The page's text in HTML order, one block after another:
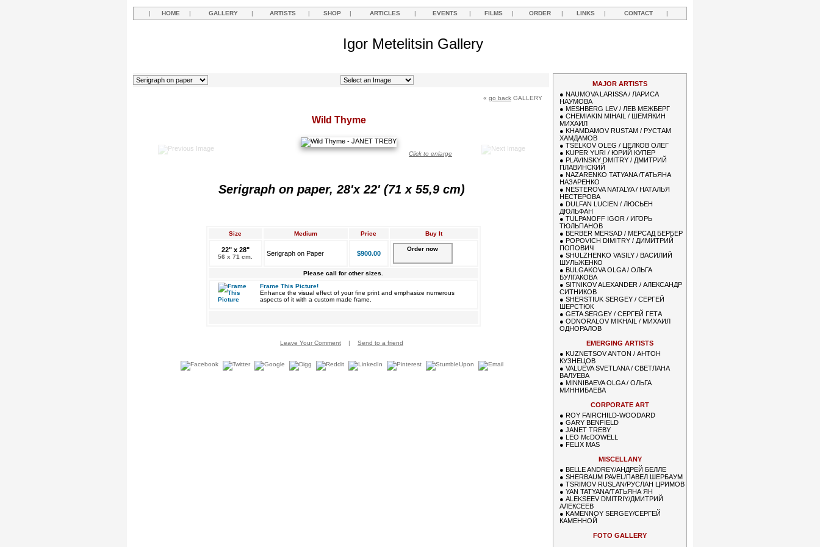
| HOME | GALLERY | ARTISTS | SHOP | ARTICLES | EVENTS | FILMS | ORDER | LINKS | CONTACT |
Igor Metelitsin Gallery
« go back GALLERY
Wild Thyme
Click to enlarge
Serigraph on paper, 28'x 22' (71 x 55,9 cm)
Size Medium Price Buy It
22" x 28"
56 x 71 cm. Serigraph on Paper $900.00
Order now
Please call for other sizes.
Frame This Picture!
Enhance the visual effect of your fine print and emphasize numerous
aspects of it with a custom made frame.
Leave Your Comment | Send to a friend
MAJOR ARTISTS
● NAUMOVA LARISSA / ЛАРИСА
НАУМОВА
● MESHBERG LEV / ЛЕВ МЕЖБЕРГ
● CHEMIAKIN MIHAIL / ШЕМЯКИН
МИХАИЛ
● KHAMDAMOV RUSTAM / РУСТАМ
ХАМДАМОВ
● TSELKOV OLEG / ЦЕЛКОВ ОЛЕГ
● KUPER YURI / ЮРИЙ КУПЕР
● PLAVINSKY DMITRY / ДМИТРИЙ
ПЛАВИНСКИЙ
● NAZARENKO TATYANA /ТАТЬЯНА
НАЗАРЕНКО
● NESTEROVA NATALYA / НАТАЛЬЯ
НЕСТЕРОВА
● DULFAN LUCIEN / ЛЮСЬЕН
ДЮЛЬФАН
● TULPANOFF IGOR / ИГОРЬ
ТЮЛЬПАНОВ
● BERBER MERSAD / МЕРСАД БЕРБЕР
● POPOVICH DIMITRY / ДИМИТРИЙ
ПОПОВИЧ
● SHULZHENKO VASILY / ВАСИЛИЙ
ШУЛЬЖЕНКО
● BULGAKOVA OLGA / ОЛЬГА
БУЛГАКОВА
● SITNIKOV ALEXANDER / АЛЕКСАНДР
СИТНИКОВ
● SHERSTIUK SERGEY / СЕРГЕЙ
ШЕРСТЮК
● GETA SERGEY / СЕРГЕЙ ГЕТА
● ODNORALOV MIKHAIL / МИХАИЛ
ОДНОРАЛОВ
EMERGING ARTISTS
● KUZNETSOV ANTON / АНТОН
КУЗНЕЦОВ
● VALUEVA SVETLANA / СВЕТЛАНА
ВАЛУЕВА
● MINNIBAEVA OLGA / ОЛЬГА
МИННИБАЕВА
CORPORATE ART
● ROY FAIRCHILD-WOODARD
● GARY BENFIELD
● JANET TREBY
● LEO McDOWELL
● FELIX MAS
MISCELLANY
● BELLE ANDREY/АНДРЕЙ БЕЛЛЕ
● SHERBAUM PAVEL/ПАВЕЛ ШЕРБАУМ
● TSRIMOV RUSLAN/РУСЛАН ЦРИМОВ
● YAN TATYANA/ТАТЬЯНА ЯН
● ALEKSEEV DMITRIY/ДМИТРИЙ
АЛЕКСЕЕВ
● KAMENNOY SERGEY/СЕРГЕЙ
КАМЕННОЙ
FOTO GALLERY